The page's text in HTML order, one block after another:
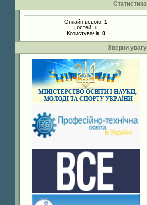
Статистика
Онлайн всього: 1
Гостей: 1
Користувачів: 0
Зверни увагу